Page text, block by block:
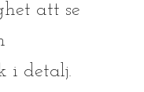
att se
i detalj.